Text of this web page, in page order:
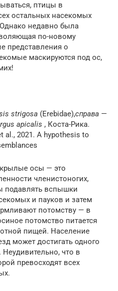
птицы в
остальных насекомых
недавно была
по-новому
представления о
маскируются под ос,
strigosa (Erebidae),справа —
apicalis , Коста-Рика.
al., 2021. A hypothesis to
осы — это
членистоногих,
подавлять вспышки
и пауков и затем
потомству — в
потомство питается
пищей. Население
может достигать одного
что в
превосходят всех